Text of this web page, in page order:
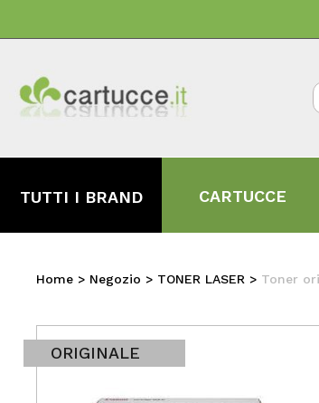
TUTTI I BRAND CARTUCCE
Home > Negozio > TONER LASER > Toner
ORIGINALE